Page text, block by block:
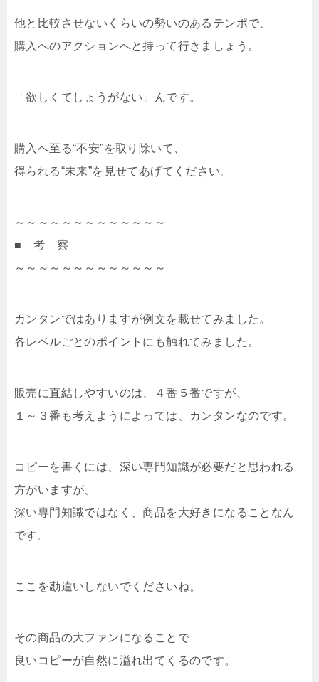
他と比較させないくらいの勢いのあるテンポで、
購入へのアクションへと持って行きましょう。
「欲しくてしょうがない」んです。
購入へ至る“不安”を取り除いて、
得られる“未来”を見せてあげてください。
～～～～～～～～～～～～～
■ 考 察
～～～～～～～～～～～～～
カンタンではありますが例文を載せてみました。
各レベルごとのポイントにも触れてみました。
販売に直結しやすいのは、４番５番ですが、
１～３番も考えようによっては、カンタンなのです。
コピーを書くには、深い専門知識が必要だと思われる
方がいますが、
深い専門知識ではなく、商品を大好きになることなん
です。
ここを勘違いしないでくださいね。
その商品の大ファンになることで
良いコピーが自然に溢れ出てくるのです。